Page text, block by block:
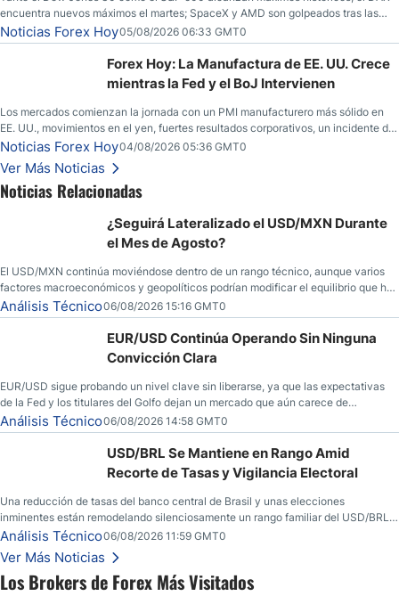
Los Brokers de Forex Más Visitados
encuentra nuevos máximos el martes; SpaceX y AMD son golpeados tras las
llamadas de ganancias; el petróleo crudo cae por debajo de los $80 con nuevas
esperanzas; el dólar estadounidense continúa intentando estabilizarse frente al
yen; el peso mexicano ve un repunte a medida que las tasas caen en EE. UU.
Noticias Forex Hoy05/08/2026 06:33 GMT0
Forex Hoy: La Manufactura de EE. UU. Crece
mientras la Fed y el BoJ Intervienen
Los mercados comienzan la jornada con un PMI manufacturero más sólido en
EE. UU., movimientos en el yen, fuertes resultados corporativos, un incidente de
seguridad en Bitcoin y nuevas señales desde el mercado del petróleo.
Noticias Forex Hoy04/08/2026 05:36 GMT0
Ver Más Noticias
Noticias Relacionadas
¿Seguirá Lateralizado el USD/MXN Durante
el Mes de Agosto?
El USD/MXN continúa moviéndose dentro de un rango técnico, aunque varios
factores macroeconómicos y geopolíticos podrían modificar el equilibrio que ha
dominado al mercado en las últimas semanas.
Análisis Técnico06/08/2026 15:16 GMT0
EUR/USD Continúa Operando Sin Ninguna
Convicción Clara
EUR/USD sigue probando un nivel clave sin liberarse, ya que las expectativas
de la Fed y los titulares del Golfo dejan un mercado que aún carece de
convicción real.
Análisis Técnico06/08/2026 14:58 GMT0
USD/BRL Se Mantiene en Rango Amid
Recorte de Tasas y Vigilancia Electoral
Una reducción de tasas del banco central de Brasil y unas elecciones
inminentes están remodelando silenciosamente un rango familiar del USD/BRL.
Una reducción de tasas por parte del banco central de Brasil y unas elecciones
inminentes están remodelando silenciosamente un rango familiar del USD/BRL.
Esto es lo que los traders están observando a continuación.
Análisis Técnico06/08/2026 11:59 GMT0
Ver Más Noticias